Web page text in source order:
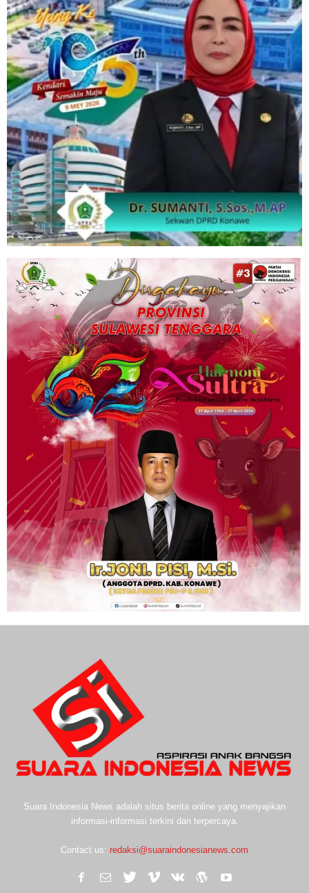
Suara Indonesia News adalah situs berita online yang menyajikan
informasi-informasi terkini dan terpercaya.
Contact us: redaksi@suaraindonesianews.com